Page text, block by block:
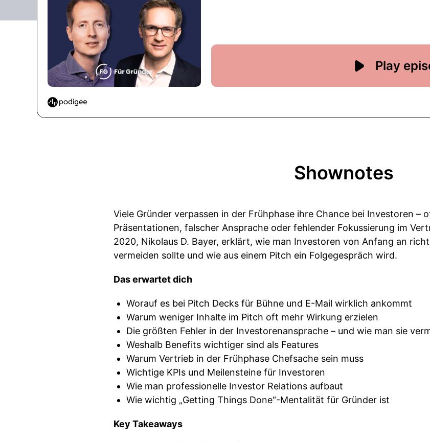
Shownotes
Viele Gründer verpassen in der Frühphase ihre Chance bei Investoren –
Präsentationen, falscher Ansprache oder fehlender Fokussierung im
2020, Nikolaus D. Bayer, erklärt, wie man Investoren von Anfang an
vermeiden sollte und wie aus einem Pitch ein Folgegespräch wird.
Das erwartet dich
Worauf es bei Pitch Decks für Bühne und E-Mail wirklich ankommt
Warum weniger Inhalte im Pitch oft mehr Wirkung erzielen
Die größten Fehler in der Investorenansprache – und wie man sie
Weshalb Benefits wichtiger sind als Features
Warum Vertrieb in der Frühphase Chefsache sein muss
Wichtige KPIs und Meilensteine für Investoren
Wie man professionelle Investor Relations aufbaut
Wie wichtig „Getting Things Done“-Mentalität für Gründer ist
Key Takeaways